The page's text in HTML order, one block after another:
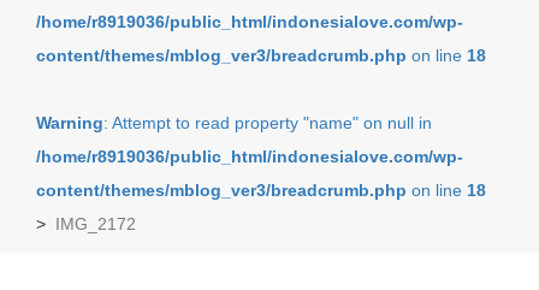
/home/r8919036/public_html/indonesialove.com/wp-
content/themes/mblog_ver3/breadcrumb.php on line 18
Warning: Attempt to read property "name" on null in
/home/r8919036/public_html/indonesialove.com/wp-
content/themes/mblog_ver3/breadcrumb.php on line 18
> IMG_2172